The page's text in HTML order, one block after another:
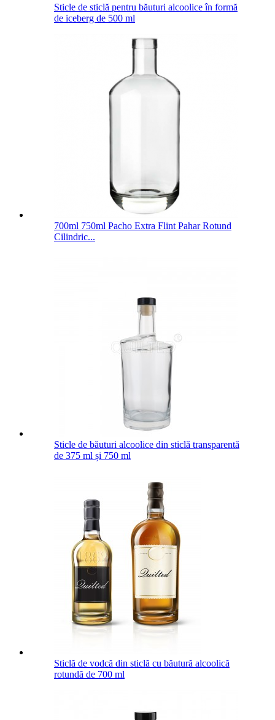
Sticle de sticlă pentru băuturi alcoolice în formă
de iceberg de 500 ml
700ml 750ml Pacho Extra Flint Pahar Rotund
Cilindric...
Sticle de băuturi alcoolice din sticlă transparentă
de 375 ml și 750 ml
Sticlă de vodcă din sticlă cu băutură alcoolică
rotundă de 700 ml